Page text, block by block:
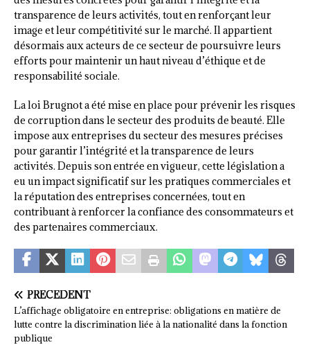
transparence de leurs activités, tout en renforçant leur
image et leur compétitivité sur le marché. Il appartient
désormais aux acteurs de ce secteur de poursuivre leurs
efforts pour maintenir un haut niveau d’éthique et de
responsabilité sociale.
La loi Brugnot a été mise en place pour prévenir les risques
de corruption dans le secteur des produits de beauté. Elle
impose aux entreprises du secteur des mesures précises
pour garantir l’intégrité et la transparence de leurs
activités. Depuis son entrée en vigueur, cette législation a
eu un impact significatif sur les pratiques commerciales et
la réputation des entreprises concernées, tout en
contribuant à renforcer la confiance des consommateurs et
des partenaires commerciaux.
PRÉCÉDENT
L’affichage obligatoire en entreprise: obligations en matière de
lutte contre la discrimination liée à la nationalité dans la fonction
publique